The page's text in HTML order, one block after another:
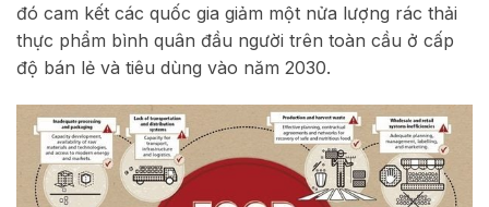
đó cam kết các quốc gia giảm một nửa lượng rác thải
thực phẩm bình quân đầu người trên toàn cầu ở cấp
độ bán lẻ và tiêu dùng vào năm 2030.